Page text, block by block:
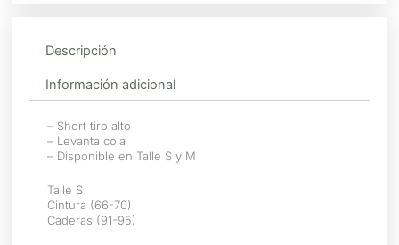
Descripción
Información adicional
– Short tiro alto
– Levanta cola
– Disponible en Talle S y M
Talle S
Cintura (66-70)
Caderas (91-95)